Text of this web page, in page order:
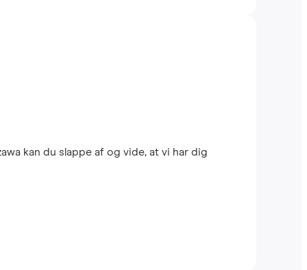
kan du slappe af og vide, at vi har dig